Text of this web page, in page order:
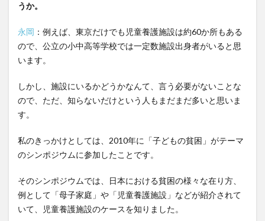
うか。
永岡 ：例えば、東京だけでも児童養護施設は約60か所もある
ので、公立の小中高等学校では一定数施設出身者がいると思
います。
しかし、施設にいるかどうかなんて、言う必要がないことな
ので、ただ、知らないだけという人もまだまだ多いと思いま
す。
私のきっかけとしては、2010年に「子どもの貧困」がテーマ
のシンポジウムに参加したことです。
そのシンポジウムでは、日本における貧困の様々な在り方、
例として「母子家庭」や「児童養護施設」などが紹介されて
いて、児童養護施設のケースを知りました。